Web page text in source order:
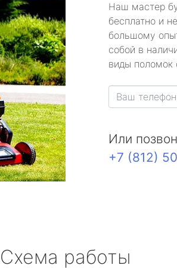
Наш мастер
бесплатно и
большому
собой в
виды поломок
Или
+7 (812)
Схема работы